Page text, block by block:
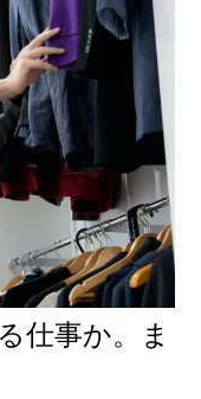
仕事か。ま